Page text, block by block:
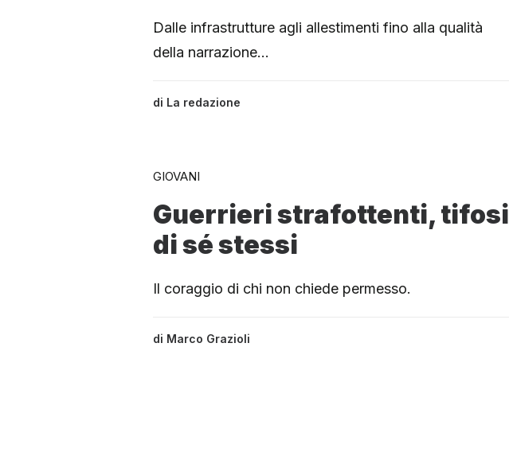
Dalle infrastrutture agli allestimenti fino alla qualità
della narrazione…
di La redazione
GIOVANI
Guerrieri strafottenti, tifosi
di sé stessi
Il coraggio di chi non chiede permesso.
di Marco Grazioli